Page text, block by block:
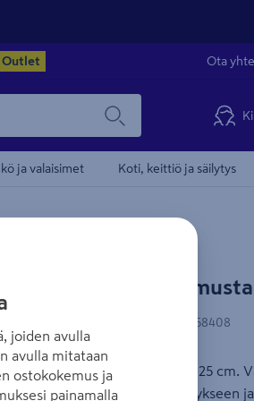
Outlet Ota
ja valaisimet Koti, keittiö ja säilytys
Cello Silo XL musta
6438313558408
Cello Silo. Koon XL mitat: 45 x 25 cm.
valmistettu pussi säilytykseen
joiden avulla
avulla mitataan
ostokokemus ja
painamalla